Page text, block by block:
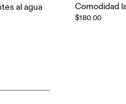
al agua
Comodidad
$180.00